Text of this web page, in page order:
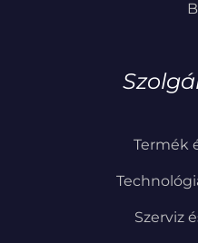
Termék
Szerviz